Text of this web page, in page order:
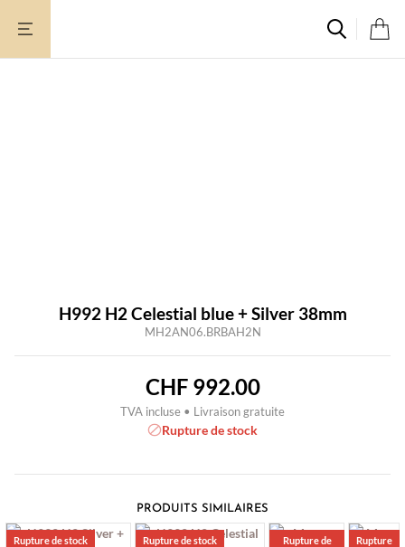
H992 H2 Celestial blue + Silver 38mm
MH2AN06.BRBAH2N
CHF992.00
TVA incluse • Livraison gratuite
Rupture de stock
PRODUITS SIMILAIRES
Rupture de stock Rupture de stock
Rupture de
Rupture